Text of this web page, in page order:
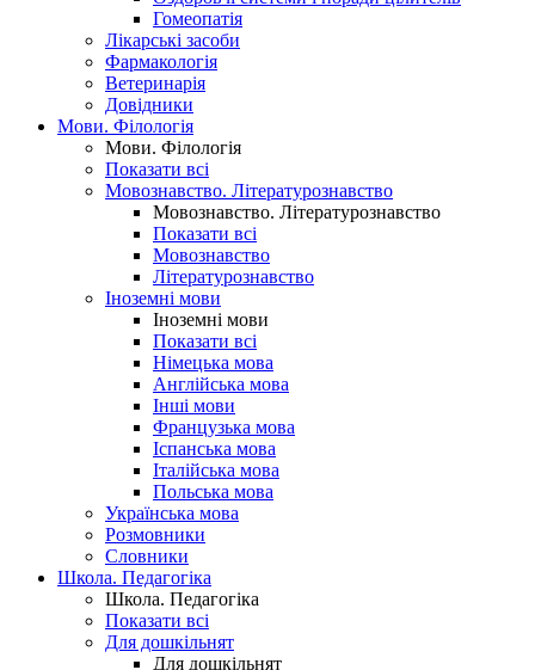
Гомеопатія
Лікарські засоби
Фармакологія
Ветеринарія
Довідники
Мови. Філологія
Мови. Філологія
Показати всі
Мовознавство. Літературознавство
Мовознавство. Літературознавство
Показати всі
Мовознавство
Літературознавство
Іноземні мови
Іноземні мови
Показати всі
Німецька мова
Англійська мова
Інші мови
Французька мова
Іспанська мова
Італійська мова
Польська мова
Українська мова
Розмовники
Словники
Школа. Педагогіка
Школа. Педагогіка
Показати всі
Для дошкільнят
Для дошкільнят